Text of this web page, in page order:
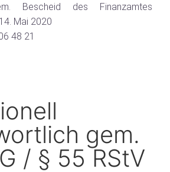
Bescheid des Finanzamtes
Mai 2020
48 21
gem.
/ § 55 RStV